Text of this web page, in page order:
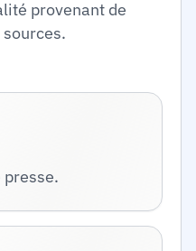
provenant de